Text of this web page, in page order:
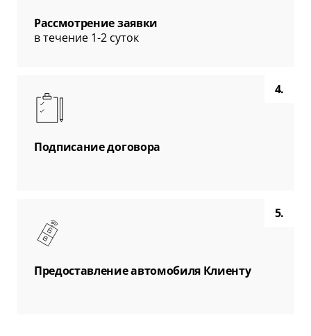
Рассмотрение заявки
в течение 1-2 суток
4.
Подписание договора
5.
Предоставление автомобиля Клиенту